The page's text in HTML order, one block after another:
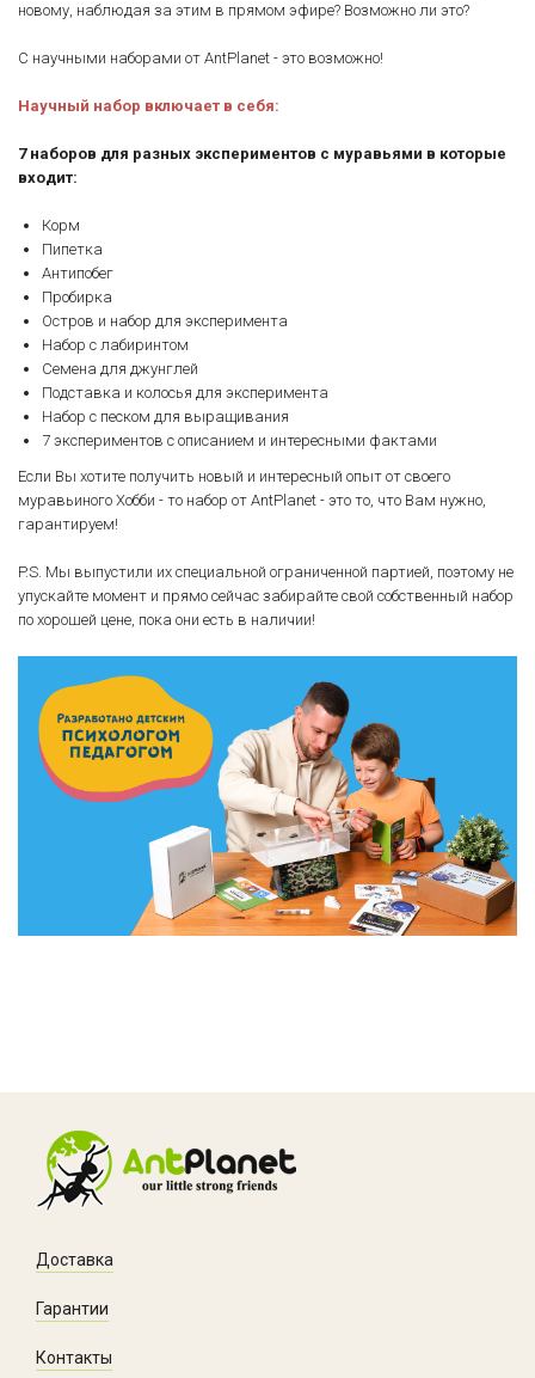
новому, наблюдая за этим в прямом эфире? Возможно ли это?
С научными наборами от AntPlanet - это возможно!
Научный набор включает в себя:
7 наборов для разных экспериментов с муравьями в которые
входит:
Корм
Пипетка
Антипобег
Пробирка
Остров и набор для эксперимента
Набор с лабиринтом
Семена для джунглей
Подставка и колосья для эксперимента
Набор с песком для выращивания
7 экспериментов с описанием и интересными фактами
Если Вы хотите получить новый и интересный опыт от своего
муравьиного Хобби - то набор от AntPlanet - это то, что Вам нужно,
гарантируем!
P.S. Мы выпустили их специальной ограниченной партией, поэтому не
упускайте момент и прямо сейчас забирайте свой собственный набор
по хорошей цене, пока они есть в наличии!
Доставка
Гарантии
Контакты